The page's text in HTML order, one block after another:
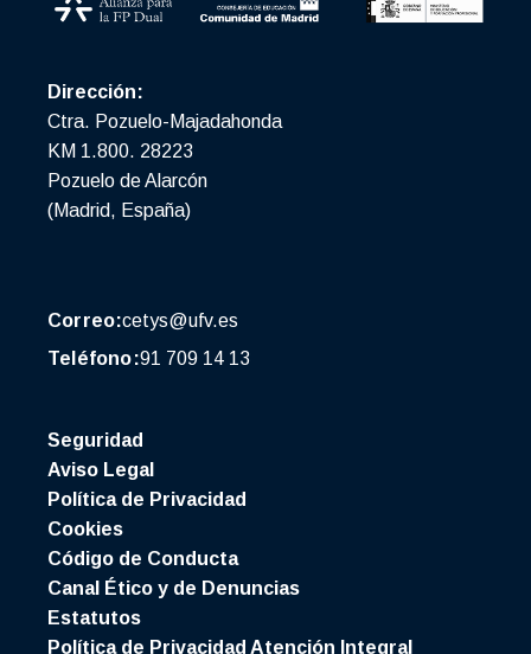
Dirección:
Ctra. Pozuelo-Majadahonda
KM 1.800. 28223
Pozuelo de Alarcón
(Madrid, España)
Correo:cetys@ufv.es
Teléfono:91 709 14 13
Seguridad
Aviso Legal
Política de Privacidad
Cookies
Código de Conducta
Canal Ético y de Denuncias
Estatutos
Política de Privacidad Atención Integral